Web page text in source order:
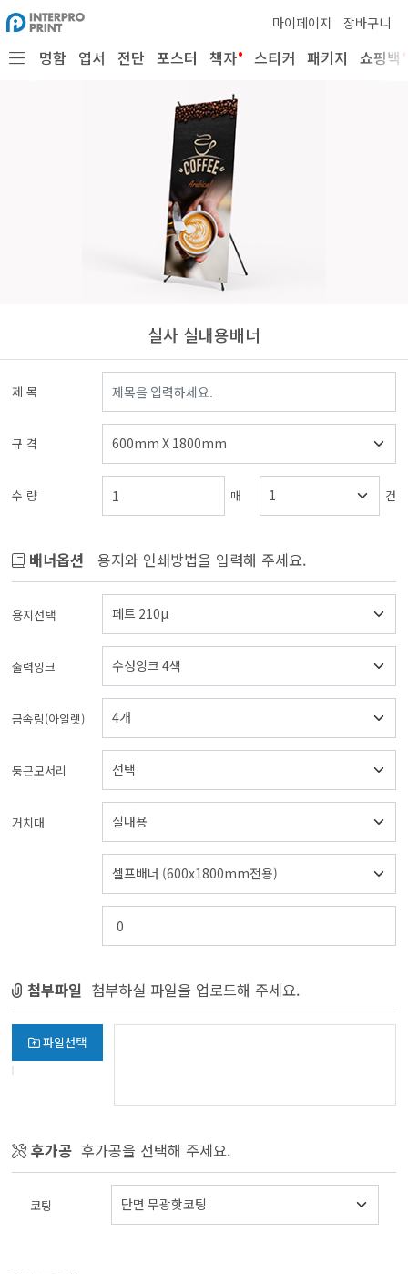
마이페이지 장바구니
명함 엽서 전단 포스터 책자• 스티커 패키지 쇼핑백•
실사 실내용배너
제 목
규 격
수 량 매 건
배너옵션 용지와 인쇄방법을 입력해 주세요.
용지선택
출력잉크
금속링(아일렛)
둥근모서리
거치대
첨부파일 첨부하실 파일을 업로드해 주세요.
파일선택
후가공 후가공을 선택해 주세요.
코팅